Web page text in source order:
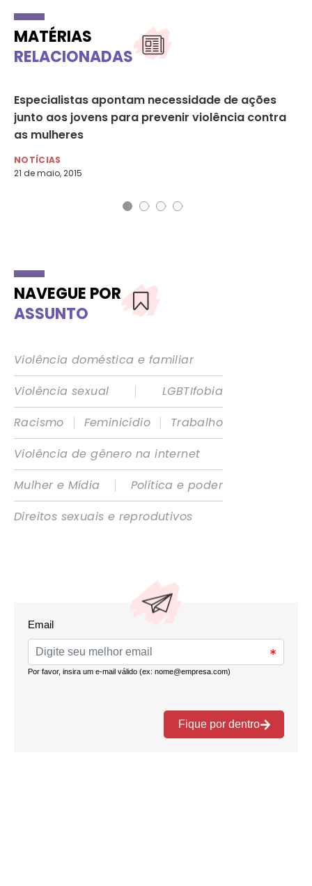
MATÉRIAS
RELACIONADAS
Especialistas apontam necessidade de ações
junto aos jovens para prevenir violência contra
as mulheres
NOTÍCIAS
21 de maio, 2015
NAVEGUE POR
ASSUNTO
Violência doméstica e familiar
Violência sexual
|
LGBTIfobia
Racismo
| Feminicídio |
Trabalho
Violência de gênero na internet
Mulher e Mídia
|
Política e poder
Direitos sexuais e reprodutivos